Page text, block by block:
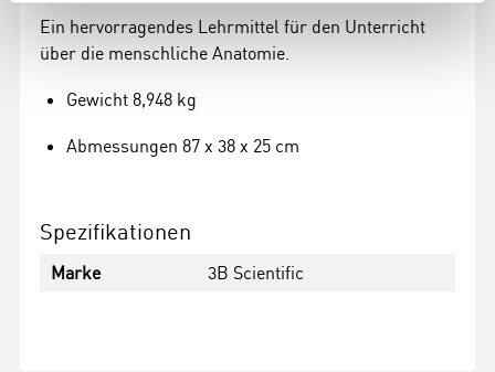
Ein hervorragendes Lehrmittel für den Unterricht
über die menschliche Anatomie.
Gewicht 8,948 kg
Abmessungen 87 x 38 x 25 cm
Spezifikationen
Marke 3B Scientific